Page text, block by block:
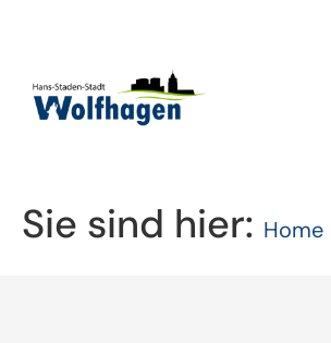
Sie sind hier: Home